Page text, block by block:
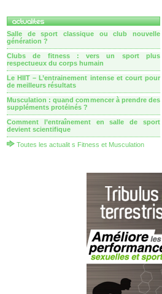
Salle de sport classique ou club nouvelle
génération ?
Clubs de fitness : vers un sport plus
respectueux du corps humain
Le HIIT – L’entrainement intense et court pour
de meilleurs résultats
Musculation : quand commencer à prendre des
suppléments protéinés ?
Comment l’entraînement en salle de sport
devient scientifique
Toutes les actualit s Fitness et Musculation